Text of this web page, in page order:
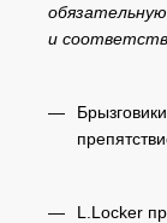
и
L.Locker